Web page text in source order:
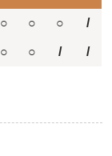
○ ○ ○ /
○ ○ / /